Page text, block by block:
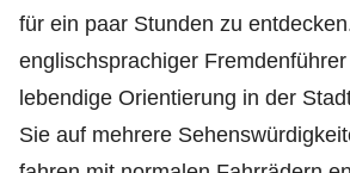
für ein paar Stunden zu
englischsprachiger
lebendige Orientierung in der
Sie auf mehrere